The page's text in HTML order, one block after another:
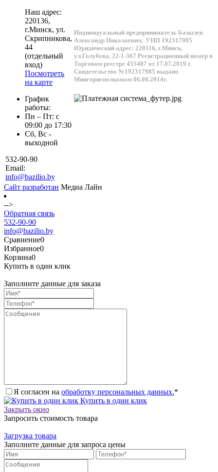
Наш адрес:
220136,
г.Минск, ул.
Скрипникова,
44
(отдельный
вход)
Посмотреть
на карте
График
работы:
Пн – Пт: с
09:00 до 17:30
Сб, Вс -
выходной
532-90-90
Email:
info@bazilio.by
Индивидуальный предприниматель Базылев
Александр Николаевич, УНП 192317985
Юридический адрес: 220116, г.Минск,
ул.Голубева, 22-1-367 Регистрационный номер в
Торговом реестре 455407 от 17.07.2019 г.
Свидетельство №192317985 выдано
Мингорисполкомом 06.08.2014г.
Сайт разработан Медиа Лайн
-->
Обратная связь
532-90-90
info@bazilio.by
Сравнение0
Избранное0
Корзина0
Купить в один клик
Заполните данные для заказа
Я согласен на обработку персональных данных.*
Купить в один клик
Закрыть окно
Запросить стоимость товара
Загрузка товара
Заполните данные для запроса цены